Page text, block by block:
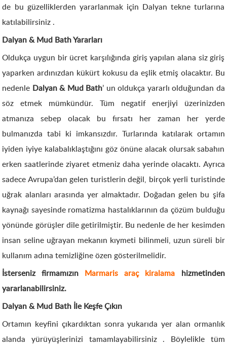
de bu güzelliklerden yararlanmak için Dalyan tekne turlarına
katılabilirsiniz .
Dalyan & Mud Bath Yararları
Oldukça uygun bir ücret karşılığında giriş yapılan alana siz giriş
yaparken ardınızdan kükürt kokusu da eşlik etmiş olacaktır. Bu
nedenle Dalyan & Mud Bath’ un oldukça yararlı olduğundan da
söz etmek mümkündür. Tüm negatif enerjiyi üzerinizden
atmanıza sebep olacak bu fırsatı her zaman her yerde
bulmanızda tabi ki imkansızdır. Turlarında katılarak ortamın
iyiden iyiye kalabalıklaştığını göz önüne alacak olursak sabahın
erken saatlerinde ziyaret etmeniz daha yerinde olacaktı. Ayrıca
sadece Avrupa’dan gelen turistlerin değil, birçok yerli turistinde
uğrak alanları arasında yer almaktadır. Doğadan gelen bu şifa
kaynağı sayesinde romatizma hastalıklarının da çözüm bulduğu
yönünde görüşler dile getirilmiştir. Bu nedenle de her kesimden
insan seline uğrayan mekanın kıymeti bilinmeli, uzun süreli bir
kullanım adına temizliğine özen gösterilmelidir.
İsterseniz firmamızın Marmaris araç kiralama hizmetinden
yararlanabilirsiniz.
Dalyan & Mud Bath İle Keşfe Çıkın
Ortamın keyfini çıkardıktan sonra yukarıda yer alan ormanlık
alanda yürüyüşlerinizi tamamlayabilirsiniz . Böylelikle tüm